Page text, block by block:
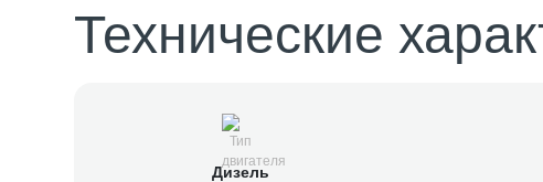
Технические
Дизель